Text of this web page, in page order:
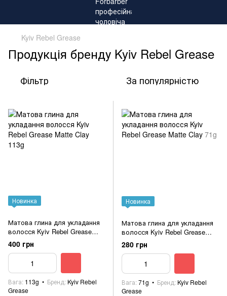
Kyiv Rebel Grease
Продукція бренду Kyiv Rebel Grease
Фільтр За популярністю
Новинка
Матова глина для укладання
волосся Kyiv Rebel Grease
Matte Clay 113g
400 грн
Вага 113g Бренд Kyiv Rebel
Grease
Новинка
Матова глина для укладання
волосся Kyiv Rebel Grease
Matte Clay 71g
280 грн
Вага 71g Бренд Kyiv Rebel
Grease